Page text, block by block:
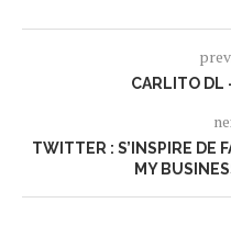
CARLITO DL
TWITTER : S’INSPIRE DE
MY